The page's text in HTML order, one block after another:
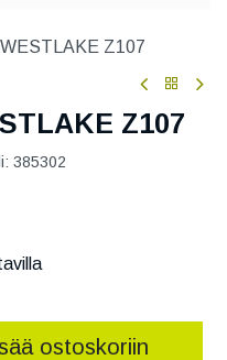
Z107
Z107
385302
ostoskoriin